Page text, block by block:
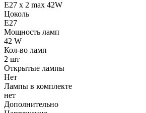
E27 x 2 max 42W
Цоколь
E27
Мощность ламп
42 W
Кол-во ламп
2 шт
Открытые лампы
Нет
Лампы в комплекте
нет
Дополнительно